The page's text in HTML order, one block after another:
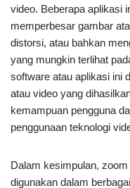
video. Beberapa aplikasi
memperbesar gambar
distorsi, atau bahkan
yang mungkin terlihat
software atau aplikasi ini
atau video yang
kemampuan pengguna
penggunaan teknologi
Dalam kesimpulan,
digunakan dalam